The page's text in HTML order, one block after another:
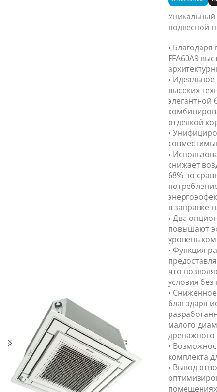
Уникальный
подвесной
•
FFA60A9
•
высоких
элегантной
отделкой
•
•
снижает
68% по
в заправке
• Два
повышают
уровень
• Функция
что
условия
•
благодаря
малого
дренажного
•
комплекта
• Вывод